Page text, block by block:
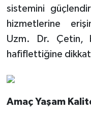
sistemini
hizmetlerine
Uzm. Dr. Çetin,
hafiflettiğine
Amaç Yaşam